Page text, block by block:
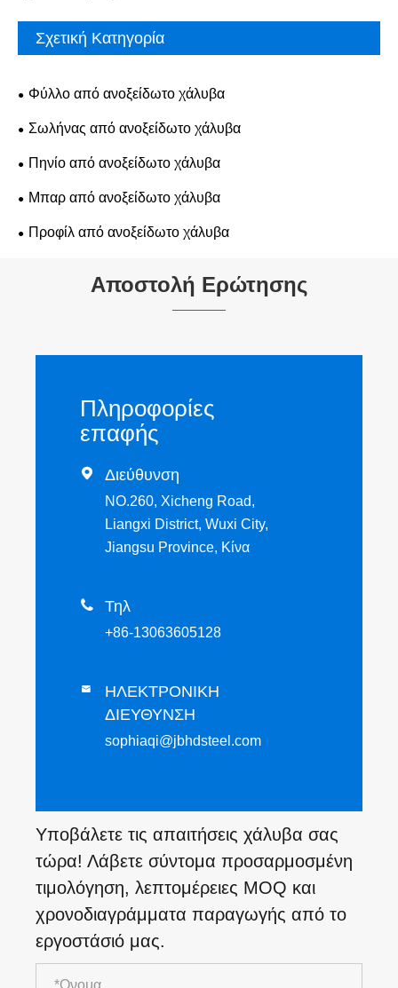
Σχετική Κατηγορία
Φύλλο από ανοξείδωτο χάλυβα
Σωλήνας από ανοξείδωτο χάλυβα
Πηνίο από ανοξείδωτο χάλυβα
Μπαρ από ανοξείδωτο χάλυβα
Προφίλ από ανοξείδωτο χάλυβα
Αποστολή Ερώτησης
Πληροφορίες
επαφής
 Διεύθυνση
NO.260, Xicheng Road,
Liangxi District, Wuxi City,
Jiangsu Province, Κίνα
 Τηλ
+86-13063605128

ΗΛΕΚΤΡΟΝΙΚΗ
ΔΙΕΥΘΥΝΣΗ
sophiaqi@jbhdsteel.com
Υποβάλετε τις απαιτήσεις χάλυβα σας
τώρα! Λάβετε σύντομα προσαρμοσμένη
τιμολόγηση, λεπτομέρειες MOQ και
χρονοδιαγράμματα παραγωγής από το
εργοστάσιό μας.